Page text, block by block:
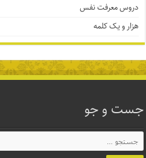
دروس معرفت نفس
هزار و یک کلمه
جست و جو